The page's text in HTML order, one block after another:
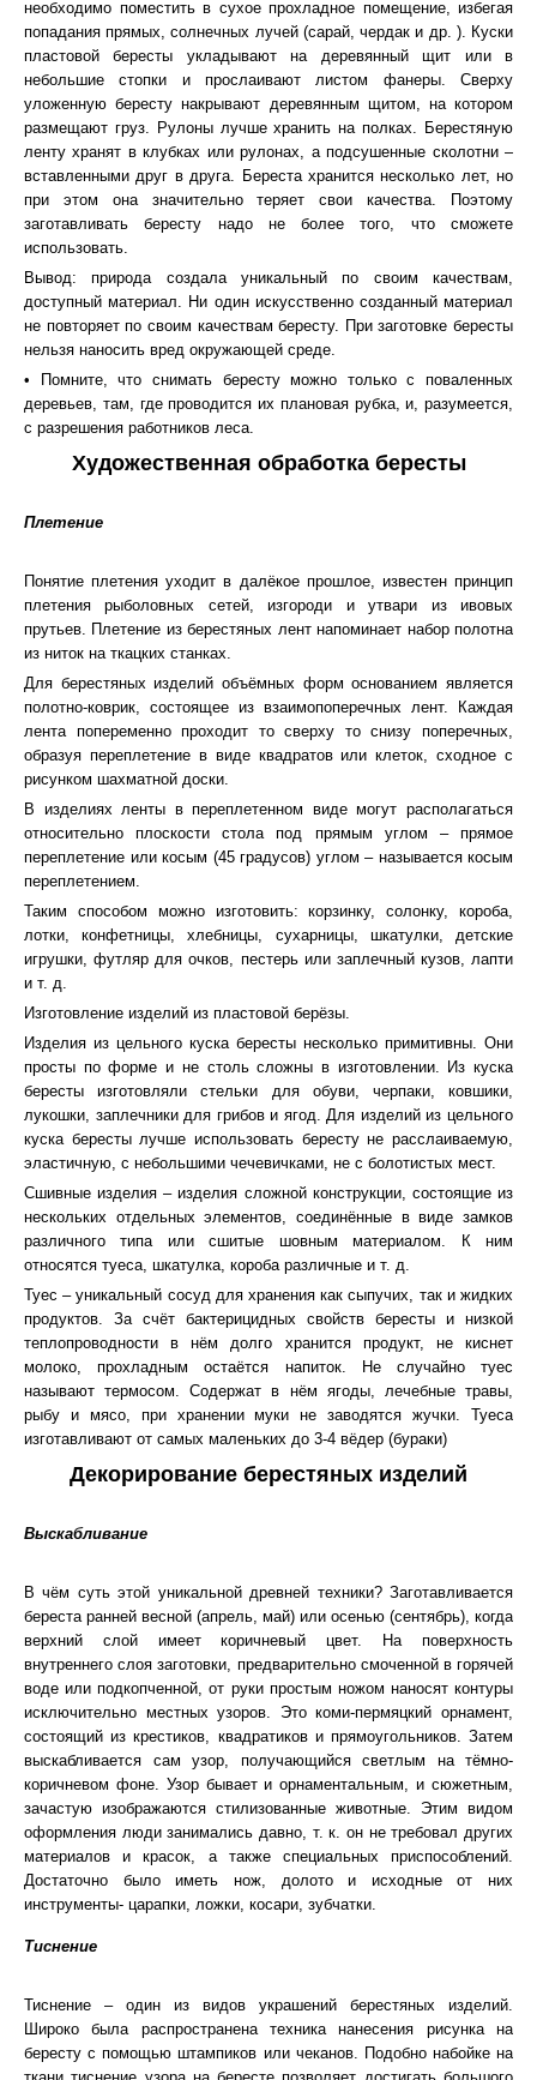
необходимо поместить в сухое прохладное помещение, избегая
попадания прямых, солнечных лучей (сарай, чердак и др. ). Куски
пластовой бересты укладывают на деревянный щит или в
небольшие стопки и прослаивают листом фанеры. Сверху
уложенную бересту накрывают деревянным щитом, на котором
размещают груз. Рулоны лучше хранить на полках. Берестяную
ленту хранят в клубках или рулонах, а подсушенные сколотни –
вставленными друг в друга. Береста хранится несколько лет, но
при этом она значительно теряет свои качества. Поэтому
заготавливать бересту надо не более того, что сможете
использовать.
Вывод: природа создала уникальный по своим качествам,
доступный материал. Ни один искусственно созданный материал
не повторяет по своим качествам бересту. При заготовке бересты
нельзя наносить вред окружающей среде.
• Помните, что снимать бересту можно только с поваленных
деревьев, там, где проводится их плановая рубка, и, разумеется,
с разрешения работников леса.
Художественная обработка бересты
Плетение
Понятие плетения уходит в далёкое прошлое, известен принцип
плетения рыболовных сетей, изгороди и утвари из ивовых
прутьев. Плетение из берестяных лент напоминает набор полотна
из ниток на ткацких станках.
Для берестяных изделий объёмных форм основанием является
полотно-коврик, состоящее из взаимопоперечных лент. Каждая
лента попеременно проходит то сверху то снизу поперечных,
образуя переплетение в виде квадратов или клеток, сходное с
рисунком шахматной доски.
В изделиях ленты в переплетенном виде могут располагаться
относительно плоскости стола под прямым углом – прямое
переплетение или косым (45 градусов) углом – называется косым
переплетением.
Таким способом можно изготовить: корзинку, солонку, короба,
лотки, конфетницы, хлебницы, сухарницы, шкатулки, детские
игрушки, футляр для очков, пестерь или заплечный кузов, лапти
и т. д.
Изготовление изделий из пластовой берёзы.
Изделия из цельного куска бересты несколько примитивны. Они
просты по форме и не столь сложны в изготовлении. Из куска
бересты изготовляли стельки для обуви, черпаки, ковшики,
лукошки, заплечники для грибов и ягод. Для изделий из цельного
куска бересты лучше использовать бересту не расслаиваемую,
эластичную, с небольшими чечевичками, не с болотистых мест.
Сшивные изделия – изделия сложной конструкции, состоящие из
нескольких отдельных элементов, соединённые в виде замков
различного типа или сшитые шовным материалом. К ним
относятся туеса, шкатулка, короба различные и т. д.
Туес – уникальный сосуд для хранения как сыпучих, так и жидких
продуктов. За счёт бактерицидных свойств бересты и низкой
теплопроводности в нём долго хранится продукт, не киснет
молоко, прохладным остаётся напиток. Не случайно туес
называют термосом. Содержат в нём ягоды, лечебные травы,
рыбу и мясо, при хранении муки не заводятся жучки. Туеса
изготавливают от самых маленьких до 3-4 вёдер (бураки)
Декорирование берестяных изделий
Выскабливание
В чём суть этой уникальной древней техники? Заготавливается
береста ранней весной (апрель, май) или осенью (сентябрь), когда
верхний слой имеет коричневый цвет. На поверхность
внутреннего слоя заготовки, предварительно смоченной в горячей
воде или подкопченной, от руки простым ножом наносят контуры
исключительно местных узоров. Это коми-пермяцкий орнамент,
состоящий из крестиков, квадратиков и прямоугольников. Затем
выскабливается сам узор, получающийся светлым на тёмно-
коричневом фоне. Узор бывает и орнаментальным, и сюжетным,
зачастую изображаются стилизованные животные. Этим видом
оформления люди занимались давно, т. к. он не требовал других
материалов и красок, а также специальных приспособлений.
Достаточно было иметь нож, долото и исходные от них
инструменты- царапки, ложки, косари, зубчатки.
Тиснение
Тиснение – один из видов украшений берестяных изделий.
Широко была распространена техника нанесения рисунка на
бересту с помощью штампиков или чеканов. Подобно набойке на